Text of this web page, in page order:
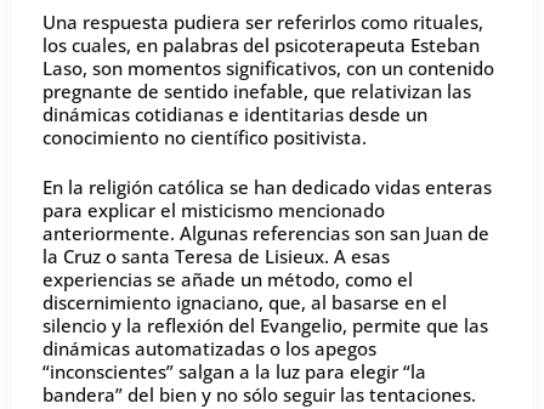
Una respuesta pudiera ser referirlos como rituales,
los cuales, en palabras del psicoterapeuta Esteban
Laso, son momentos significativos, con un contenido
pregnante de sentido inefable, que relativizan las
dinámicas cotidianas e identitarias desde un
conocimiento no científico positivista.
En la religión católica se han dedicado vidas enteras
para explicar el misticismo mencionado
anteriormente. Algunas referencias son san Juan de
la Cruz o santa Teresa de Lisieux. A esas
experiencias se añade un método, como el
discernimiento ignaciano, que, al basarse en el
silencio y la reflexión del Evangelio, permite que las
dinámicas automatizadas o los apegos
“inconscientes” salgan a la luz para elegir “la
bandera” del bien y no sólo seguir las tentaciones.